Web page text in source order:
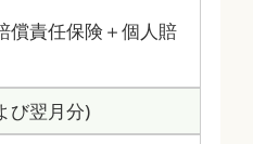
償責任保険＋個人賠
び翌月分)